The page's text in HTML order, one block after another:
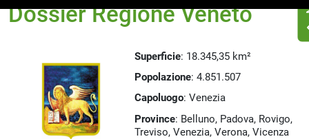
Dossier Regione Veneto
Superficie: 18.345,35 km²
Popolazione: 4.851.507
Capoluogo: Venezia
Province: Belluno, Padova, Rovigo,
Treviso, Venezia, Verona, Vicenza